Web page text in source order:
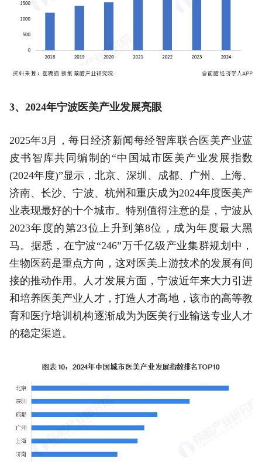
3、2024年宁波医美产业发展亮眼
2025年3月，每日经济新闻每经智库联合医美产业蓝
皮书智库共同编制的“中国城市医美产业发展指数
(2024年度)”显示，北京、深圳、成都、广州、上海、
济南、长沙、宁波、杭州和重庆成为2024年度医美产
业表现最好的十个城市。特别值得注意的是，宁波从
2023年度的第23位上升到第8位，成为年度最大黑
马。据悉，在宁波“246”万千亿级产业集群规划中，
生物医药是重点方向，这对医美上游技术的发展有间
接的推动作用。人才发展方面，宁波近年来大力引进
和培养医美产业人才，打造人才高地，该市的高等教
育和医疗培训机构逐渐成为为医美行业输送专业人才
的稳定渠道。